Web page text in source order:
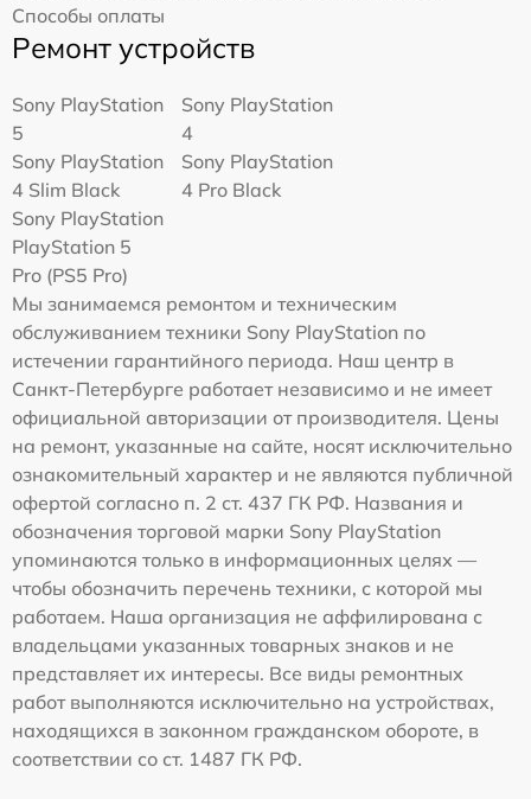
Способы оплаты
Ремонт устройств
Sony PlayStation
5
Sony PlayStation
4
Sony PlayStation
4 Slim Black
Sony PlayStation
4 Pro Black
Sony PlayStation
PlayStation 5
Pro (PS5 Pro)
Мы занимаемся ремонтом и техническим
обслуживанием техники Sony PlayStation по
истечении гарантийного периода. Наш центр в
Санкт-Петербурге работает независимо и не имеет
официальной авторизации от производителя. Цены
на ремонт, указанные на сайте, носят исключительно
ознакомительный характер и не являются публичной
офертой согласно п. 2 ст. 437 ГК РФ. Названия и
обозначения торговой марки Sony PlayStation
упоминаются только в информационных целях —
чтобы обозначить перечень техники, с которой мы
работаем. Наша организация не аффилирована с
владельцами указанных товарных знаков и не
представляет их интересы. Все виды ремонтных
работ выполняются исключительно на устройствах,
находящихся в законном гражданском обороте, в
соответствии со ст. 1487 ГК РФ.